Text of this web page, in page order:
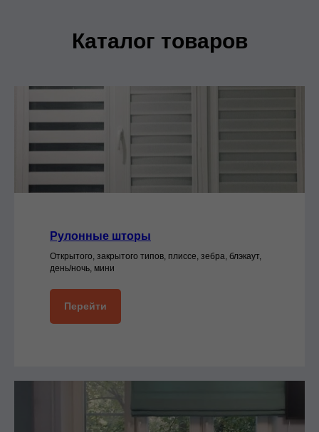
Каталог товаров
Рулонные шторы
Открытого, закрытого типов, плиссе, зебра, блэкаут,
день/ночь, мини
Перейти